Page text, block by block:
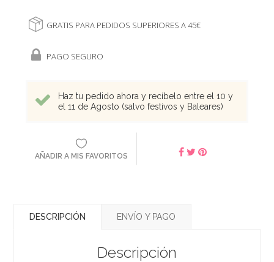
GRATIS PARA PEDIDOS SUPERIORES A 45€
PAGO SEGURO
Haz tu pedido ahora y recíbelo entre el 10 y
el 11 de Agosto (salvo festivos y Baleares)
AÑADIR A MIS FAVORITOS
DESCRIPCIÓN ENVÍO Y PAGO
Descripción